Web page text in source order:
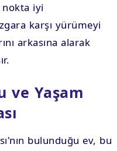
nokta iyi
karşı yürümeyi
arkasına alarak
ve Yaşam
bulunduğu ev, bu